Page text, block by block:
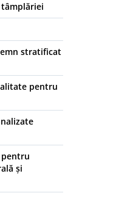
stratificat
pentru
și